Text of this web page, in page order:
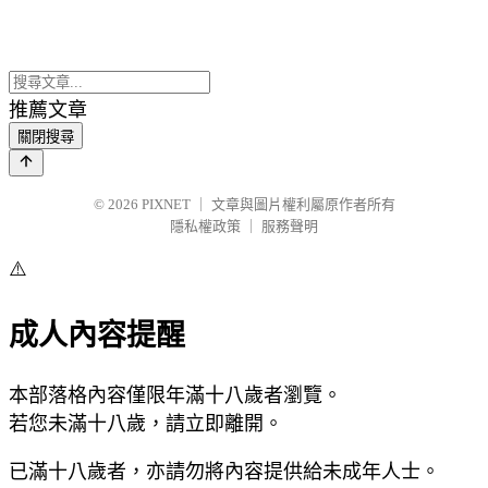
推薦文章
關閉搜尋
© 2026 PIXNET
文章與圖片權利屬原作者所有
隱私權政策
服務聲明
⚠️
成人內容提醒
本部落格內容僅限年滿十八歲者瀏覽。
若您未滿十八歲，請立即離開。
已滿十八歲者，亦請勿將內容提供給未成年人士。